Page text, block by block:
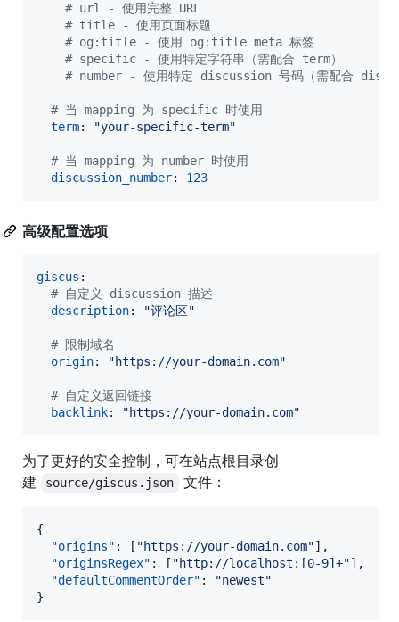
# url - 使用完整 URL
# title - 使用页面标题
# og:title - 使用 og:title meta 标签
# specific - 使用特定字符串（需配合 term）
# number - 使用特定 discussion 号码（需配合
# 当 mapping 为 specific 时使用
term: "your-specific-term"
# 当 mapping 为 number 时使用
discussion_number: 123
高级配置选项
giscus :
# 自定义 discussion 描述
description: "评论区"
# 限制域名
origin: "https://your-domain.com"
# 自定义返回链接
backlink: "https://your-domain.com"
为了更好的安全控制，可在站点根目录创
建
source/giscus.json 文件：
{
"origins" : [ "https://your-domain.com"],
"originsRegex" : [ "http://localhost:[0-9]+"],
"defaultCommentOrder" : "newest"
}